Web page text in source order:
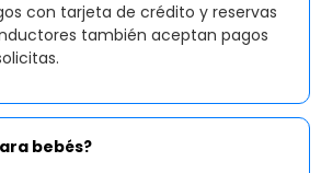
con tarjeta de crédito y reservas
también aceptan pagos
bebés?